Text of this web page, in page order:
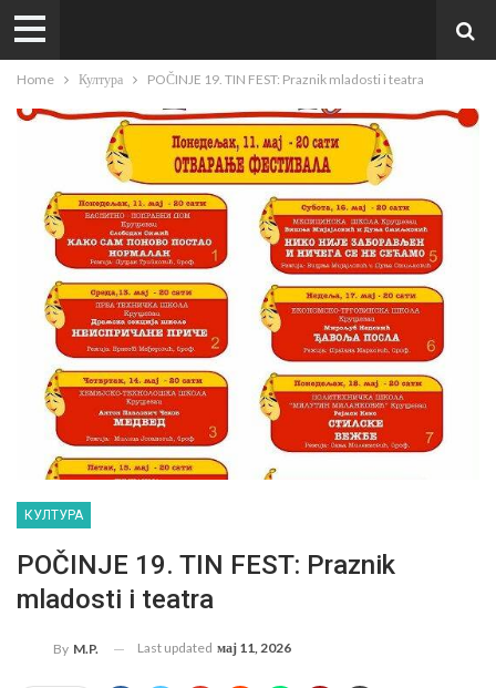
Home Култура POČINJE 19. TIN FEST: Praznik mladosti i teatra
КУЛТУРА
POČINJE 19. TIN FEST: Praznik
mladosti i teatra
By M.P. Last updated мај 11, 2026